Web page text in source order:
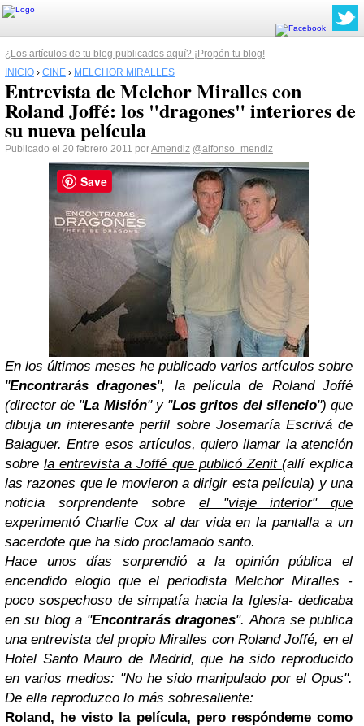
¿Los artículos de tu blog publicados aquí? ¡Propón tu blog!
INICIO › CINE › MELCHOR MIRALLES
Entrevista de Melchor Miralles con
Roland Joffé: los "dragones" interiores de
su nueva película
Publicado el 20 febrero 2011 porAmendiz @alfonso_mendiz
En los últimos meses he publicado varios artículos sobre
"Encontrarás dragones", la película de Roland Joffé
(director de "La Misión" y "Los gritos del silencio") que
dibuja un interesante perfil sobre Josemaría Escrivá de
Balaguer. Entre esos artículos, quiero llamar la atención
sobrela entrevista a Joffé que publicó Zenit (allí explica
las razones que le movieron a dirigir esta película) y una
noticia sorprendente sobre el "viaje interior" que
experimentó Charlie Coxal dar vida en la pantalla a un
sacerdote que ha sido proclamado santo.
Hace unos días sorprendió a la opinión pública el
encendido elogio que el periodista Melchor Miralles -
poco sospechoso de simpatía hacia la Iglesia- dedicaba
en su blog a "Encontrarás dragones". Ahora se publica
una entrevista del propio Miralles con Roland Joffé, en el
Hotel Santo Mauro de Madrid, que ha sido reproducido
en varios medios: "No he sido manipulado por el Opus".
De ella reproduzco lo más sobresaliente:
Roland, he visto la película, pero respóndeme como
Save